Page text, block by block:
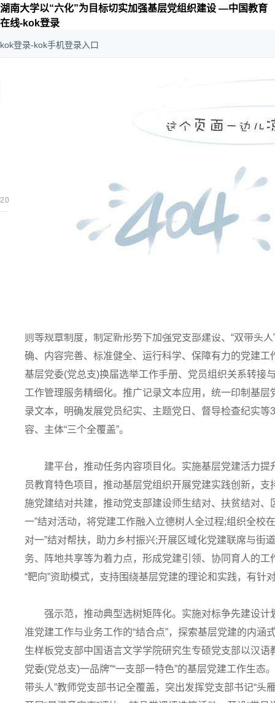
湖南大学以“六化”为目标切实加强基层党组织建设 —中国教育
在线-kok登录
kok登录-kok手机登录入口
湖南大学以“六化”为目
2023-04-20 15:35:00 湖南大学 作者： kok登录-kok手机登录入
湖南大学坚持以习近平新时代中国特色社会主义思想
则等规章制度，制定新形势下加强党支部建设、“双带头
确、内容完善、标准健全、运行科学、保障有力的党建
基层党委(党总支)换届选举工作手册、党员组织关系转接
工作管理服务精细化。推广记录文本应用，统一印制基
录文本，明确发展党员纪实、主题党日、督导检查纪实
容、主体“三个全覆盖”。
建平台，推动任务内容项目化。实施基层党建活力提
员教育特色项目，推动基层党组织开展党建实践创新，支
施党建结对共建，推动党支部建设师生结对、扶贫结对
一”结对活动，将党建工作融入立德树人全过程;组织全校
对一”结对帮扶，助力乡村振兴;开展区域化党建联席与街
务、阵地共享等为着力点，形成党建引领、协同育人的
“靶向”资助模式，支持围绕基层党建的理论和实践，有针
强示范，推动典型选树矩阵化。实施对标争先建设计
准党建工作与业务工作的“结合点”，探索基层党建的内涵
生样板党支部中国语言文学学院研究生专硕党支部以汉
党委(党总支)一品牌”“一支部一特色”的基层党建工作生态
带头人”教师党支部书记全覆盖，突出发挥党支部书记“头